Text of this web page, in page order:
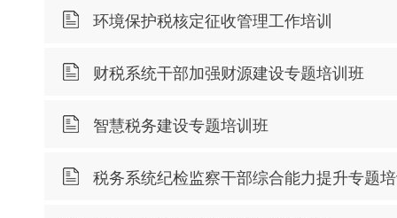
环境保护税核定征收管理工作培训
财税系统干部加强财源建设专题培训班
智慧税务建设专题培训班
税务系统纪检监察干部综合能力提升专题